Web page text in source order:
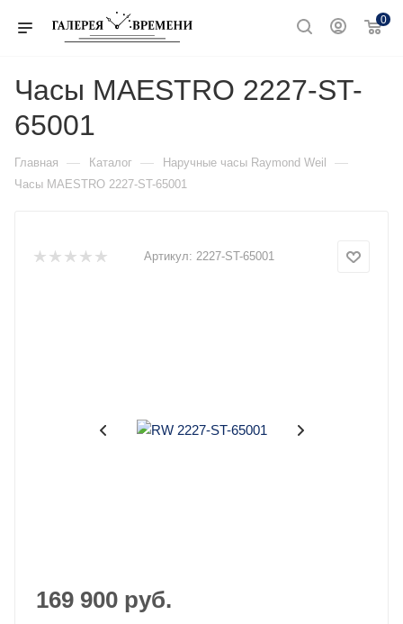
0
Часы MAESTRO 2227-ST-
65001
Главная — Каталог — Наручные часы Raymond Weil —
Часы MAESTRO 2227-ST-65001
Артикул: 2227-ST-65001
169 900 руб.